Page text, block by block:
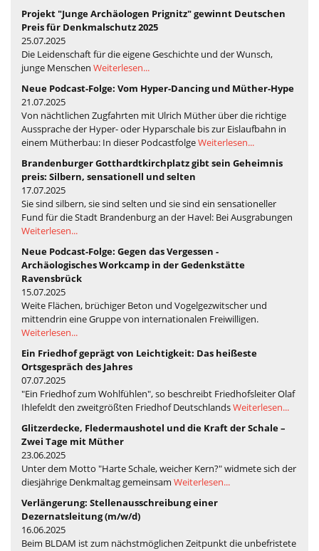
Projekt "Junge Archäologen Prignitz" gewinnt Deutschen
Preis für Denkmalschutz 2025
25.07.2025
Die Leidenschaft für die eigene Geschichte und der Wunsch,
junge Menschen Weiterlesen...
Neue Podcast-Folge: Vom Hyper-Dancing und Müther-Hype
21.07.2025
Von nächtlichen Zugfahrten mit Ulrich Müther über die richtige
Aussprache der Hyper- oder Hyparschale bis zur Eislaufbahn in
einem Mütherbau: In dieser PodcastfolgeWeiterlesen...
Brandenburger Gotthardtkirchplatz gibt sein Geheimnis
preis: Silbern, sensationell und selten
17.07.2025
Sie sind silbern, sie sind selten und sie sind ein sensationeller
Fund für die Stadt Brandenburg an der Havel: Bei Ausgrabungen
Weiterlesen...
Neue Podcast-Folge: Gegen das Vergessen -
Archäologisches Workcamp in der Gedenkstätte
Ravensbrück
15.07.2025
Weite Flächen, brüchiger Beton und Vogelgezwitscher und
mittendrin eine Gruppe von internationalen Freiwilligen.
Weiterlesen...
Ein Friedhof geprägt von Leichtigkeit: Das heißeste
Ortsgespräch des Jahres
07.07.2025
"Ein Friedhof zum Wohlfühlen", so beschreibt Friedhofsleiter Olaf
Ihlefeldt den zweitgrößten Friedhof DeutschlandsWeiterlesen...
Glitzerdecke, Fledermaushotel und die Kraft der Schale –
Zwei Tage mit Müther
23.06.2025
Unter dem Motto "Harte Schale, weicher Kern?" widmete sich der
diesjährige Denkmaltag gemeinsam Weiterlesen...
Verlängerung: Stellenausschreibung einer
Dezernatsleitung (m/w/d)
16.06.2025
Beim BLDAM ist zum nächstmöglichen Zeitpunkt die unbefristete